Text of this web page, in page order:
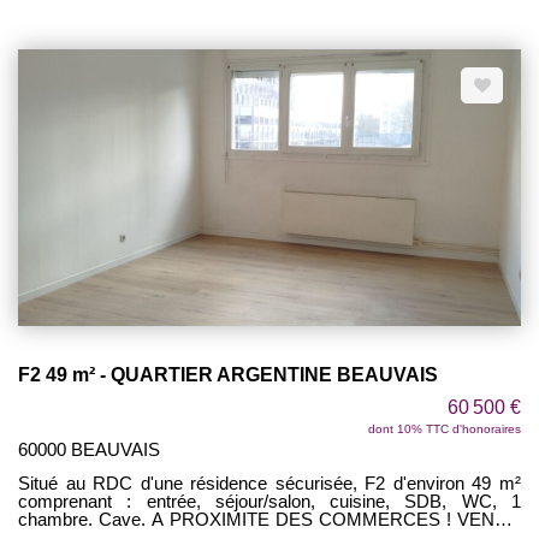
F2 49 m² - QUARTIER ARGENTINE BEAUVAIS
60 500 €
dont 10% TTC d'honoraires
60000 BEAUVAIS
Situé au RDC d'une résidence sécurisée, F2 d'environ 49 m²
comprenant : entrée, séjour/salon, cuisine, SDB, WC, 1
chambre. Cave. A PROXIMITE DES COMMERCES ! VENDU